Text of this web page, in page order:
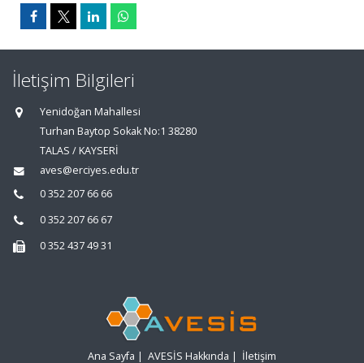
İletişim Bilgileri
Yenidoğan Mahallesi
Turhan Baytop Sokak No:1 38280
TALAS / KAYSERİ
aves@erciyes.edu.tr
0 352 207 66 66
0 352 207 66 67
0 352 437 49 31
Ana Sayfa | AVESİS Hakkında | İletişim